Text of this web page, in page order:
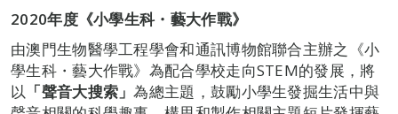
2020年度《小學生科・藝大作戰》
由澳門生物醫學工程學會和通訊博物館聯合主辦之《小
學生科・藝大作戰》為配合學校走向STEM的發展，將
以 「聲音大搜索」為總主題，鼓勵小學生發掘生活中與